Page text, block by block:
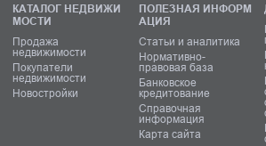
КАТАЛОГ НЕДВИЖИ
МОСТИ
Продажа
недвижимости
Покупатели
недвижимости
Новостройки
ПОЛЕЗНАЯ ИНФОРМ
АЦИЯ
Статьи и аналитика
Нормативно-
правовая база
Банковское
кредитование
Справочная
информация
Карта сайта